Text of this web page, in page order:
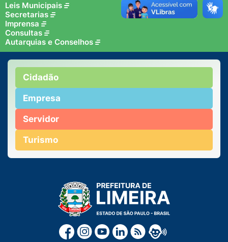
Leis Municipais
Secretarias
Imprensa
Consultas
Autarquias e Conselhos
Cidadão
Empresa
Servidor
Turismo